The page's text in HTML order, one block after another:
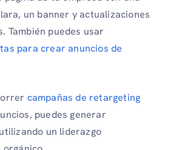
un banner y actualizaciones
También puedes usar
para crear anuncios de
campañas de retargeting
puedes generar
un liderazgo